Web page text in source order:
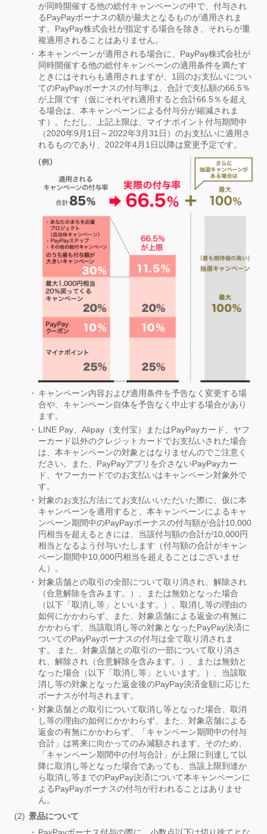
が同時開催する他の総付キャンペーンの中で、付与され
るPayPayボーナスの額が最大となるものが適用されま
す。PayPay株式会社が指定する場合を除き、それらが重
複適用されることはありません。
本キャンペーンが適用される場合に、PayPay株式会社が
同時開催する他の総付キャンペーンの適用条件を満たす
ときにはそれらも適用されますが、1回のお支払いについ
てのPayPayボーナスの付与率は、合計で支払額の66.5％
が上限です（仮にそれぞれ適用すると合計66.5％を超え
る場合は、本キャンペーンによる付与分が縮減されま
す）。ただし、上記上限は、マイナポイント付与期間中
（2020年9月1日～2022年3月31日）のお支払いに適用さ
れるものであり、2022年4月1日以降は変更予定です。
キャンペーン内容および適用条件を予告なく変更する場
合や、キャンペーン自体を予告なく中止する場合があり
ます。
LINE Pay、Alipay（支付宝）またはPayPayカード、ヤフ
ーカード以外のクレジットカードでお支払いされた場合
は、本キャンペーンの対象とはなりませんのでご注意く
ださい。また、PayPayアプリを介さないPayPayカー
ド、ヤフーカードでのお支払いはキャンペーン対象外で
す。
対象のお支払方法にてお支払いいただいた際に、仮に本
キャンペーンを適用すると、本キャンペーンによるキャ
ンペーン期間中のPayPayボーナスの付与額が合計10,000
円相当を超えるときには、当該付与額の合計が10,000円
相当となるよう付与いたします（付与額の合計がキャン
ペーン期間中10,000円相当を超えることはございませ
ん）。
対象店舗との取引の全部について取り消され、解除され
（合意解除を含みます。）、または無効となった場合
（以下「取消し等」といいます。）、取消し等の理由の
如何にかかわらず、また、対象店舗による返金の有無に
かかわらず、当該取消し等の対象となったPayPay決済に
ついてのPayPayボーナスの付与は全て取り消されま
す。 また、対象店舗との取引の一部について取り消さ
れ、解除され（合意解除を含みます。）、または無効と
なった場合（以下「取消し等」といいます。）、当該取
消し等の対象となった返金後のPayPay決済金額に応じた
ボーナスが付与されます。
対象店舗との取引について取消し等となった場合、取消
し等の理由の如何にかかわらず、また、対象店舗による
返金の有無にかかわらず、「キャンペーン期間中の付与
合計」は将来に向かってのみ減額されます。そのため、
「キャンペーン期間中の付与合計」が上限に到達して以
降に取消し等となった場合であっても、当該上限到達か
ら取消し等までのPayPay決済について本キャンペーンに
よるPayPayボーナスの付与が行われることはありませ
ん。
景品について
PayPayボーナス付与の際に、小数点以下は切り捨てとな